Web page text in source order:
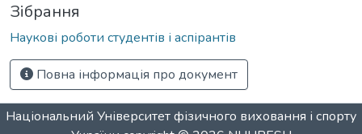
Зібрання
Наукові роботи студентів і аспірантів
Повна інформація про документ
Національний Університет фізичного виховання і спорту